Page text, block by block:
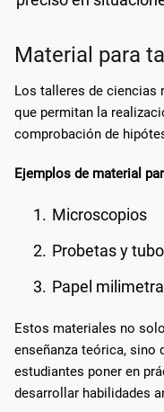
Material para
Los talleres de ciencias
que permitan la
comprobación de
Ejemplos de material
Microscopios
Probetas y
Papel
Estos materiales no
enseñanza teórica, sino
estudiantes poner en
desarrollar habilidades